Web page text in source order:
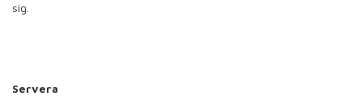
sig.
Servera